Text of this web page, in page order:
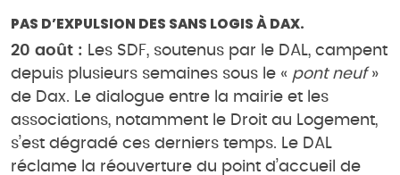
PAS D’EXPULSION DES SANS LOGIS À DAX.
20 août : Les SDF, soutenus par le DAL, campent
depuis plusieurs semaines sous le « pont neuf»
de Dax. Le dialogue entre la mairie et les
associations, notamment le Droit au Logement,
s’est dégradé ces derniers temps. Le DAL
réclame la réouverture du point d’accueil de